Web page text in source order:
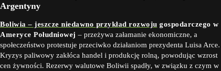
Argentyny
Boliwia – jeszcze niedawno przykład rozwoju gospodarczego w
Ameryce Południowej – przeżywa załamanie ekonomiczne, a
społeczeństwo protestuje przeciwko działaniom prezydenta Luisa Arce.
Kryzys paliwowy zakłóca handel i produkcję rolną, powodując wzrost
cen żywności. Rezerwy walutowe Boliwii spadły, w związku z czym w